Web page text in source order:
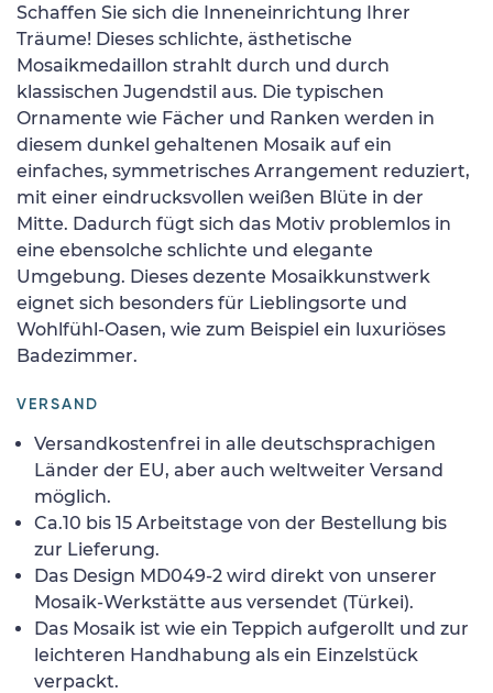
Schaffen Sie sich die Inneneinrichtung Ihrer
Träume! Dieses schlichte, ästhetische
Mosaikmedaillon strahlt durch und durch
klassischen Jugendstil aus. Die typischen
Ornamente wie Fächer und Ranken werden in
diesem dunkel gehaltenen Mosaik auf ein
einfaches, symmetrisches Arrangement reduziert,
mit einer eindrucksvollen weißen Blüte in der
Mitte. Dadurch fügt sich das Motiv problemlos in
eine ebensolche schlichte und elegante
Umgebung. Dieses dezente Mosaikkunstwerk
eignet sich besonders für Lieblingsorte und
Wohlfühl-Oasen, wie zum Beispiel ein luxuriöses
Badezimmer.
VERSAND
Versandkostenfrei in alle deutschsprachigen
Länder der EU, aber auch weltweiter Versand
möglich.
Ca.10 bis 15 Arbeitstage von der Bestellung bis
zur Lieferung.
Das Design MD049-2 wird direkt von unserer
Mosaik-Werkstätte aus versendet (Türkei).
Das Mosaik ist wie ein Teppich aufgerollt und zur
leichteren Handhabung als ein Einzelstück
verpackt.